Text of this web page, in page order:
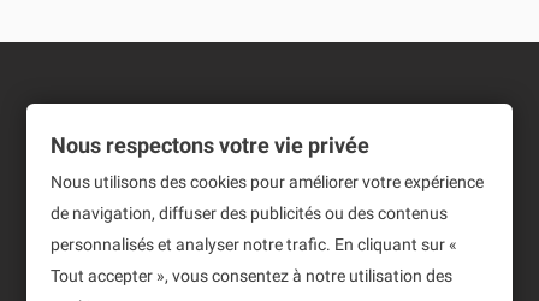
Produits
Notre société
Newsletter
Nous respectons votre vie privée
Nous utilisons des cookies pour améliorer votre expérience
de navigation, diffuser des publicités ou des contenus
personnalisés et analyser notre trafic. En cliquant sur «
Tout accepter », vous consentez à notre utilisation des